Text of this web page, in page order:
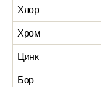
Хлор
Хром
Цинк
Бор